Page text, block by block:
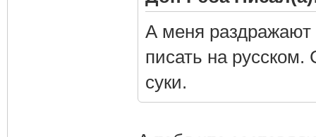
А меня раздражают
писать на русском.
суки.